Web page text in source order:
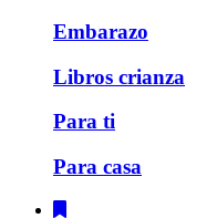
Embarazo
Libros crianza
Para ti
Para casa